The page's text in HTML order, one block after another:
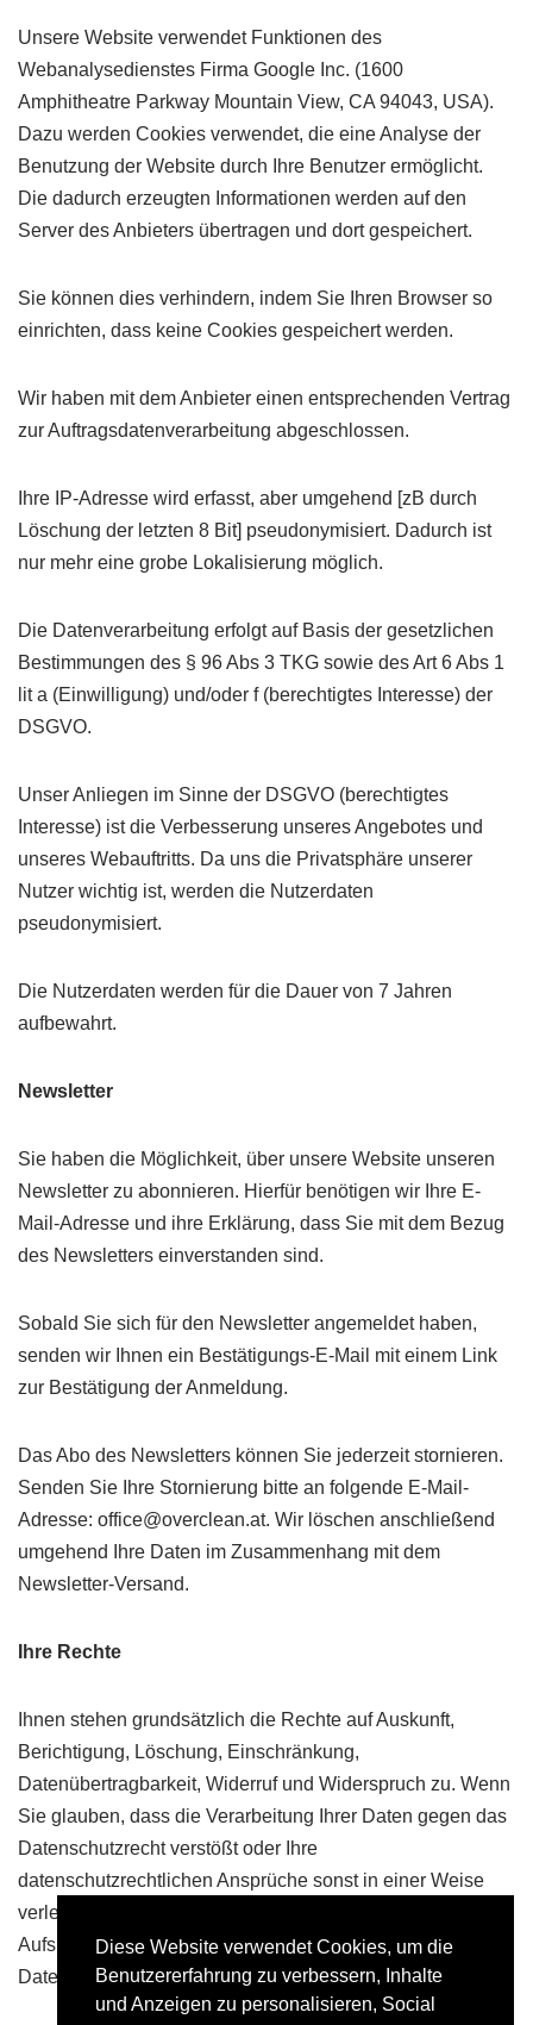
Unsere Website verwendet Funktionen des
Webanalysedienstes Firma Google Inc. (1600
Amphitheatre Parkway Mountain View, CA 94043, USA).
Dazu werden Cookies verwendet, die eine Analyse der
Benutzung der Website durch Ihre Benutzer ermöglicht.
Die dadurch erzeugten Informationen werden auf den
Server des Anbieters übertragen und dort gespeichert.
Sie können dies verhindern, indem Sie Ihren Browser so
einrichten, dass keine Cookies gespeichert werden.
Wir haben mit dem Anbieter einen entsprechenden Vertrag
zur Auftragsdatenverarbeitung abgeschlossen.
Ihre IP-Adresse wird erfasst, aber umgehend [zB durch
Löschung der letzten 8 Bit] pseudonymisiert. Dadurch ist
nur mehr eine grobe Lokalisierung möglich.
Die Datenverarbeitung erfolgt auf Basis der gesetzlichen
Bestimmungen des § 96 Abs 3 TKG sowie des Art 6 Abs 1
lit a (Einwilligung) und/oder f (berechtigtes Interesse) der
DSGVO.
Unser Anliegen im Sinne der DSGVO (berechtigtes
Interesse) ist die Verbesserung unseres Angebotes und
unseres Webauftritts. Da uns die Privatsphäre unserer
Nutzer wichtig ist, werden die Nutzerdaten
pseudonymisiert.
Die Nutzerdaten werden für die Dauer von 7 Jahren
aufbewahrt.
Newsletter
Sie haben die Möglichkeit, über unsere Website unseren
Newsletter zu abonnieren. Hierfür benötigen wir Ihre E-
Mail-Adresse und ihre Erklärung, dass Sie mit dem Bezug
des Newsletters einverstanden sind.
Sobald Sie sich für den Newsletter angemeldet haben,
senden wir Ihnen ein Bestätigungs-E-Mail mit einem Link
zur Bestätigung der Anmeldung.
Das Abo des Newsletters können Sie jederzeit stornieren.
Senden Sie Ihre Stornierung bitte an folgende E-Mail-
Adresse: office@overclean.at. Wir löschen anschließend
umgehend Ihre Daten im Zusammenhang mit dem
Newsletter-Versand.
Ihre Rechte
Ihnen stehen grundsätzlich die Rechte auf Auskunft,
Berichtigung, Löschung, Einschränkung,
Datenübertragbarkeit, Widerruf und Widerspruch zu. Wenn
Sie glauben, dass die Verarbeitung Ihrer Daten gegen das
Datenschutzrecht verstößt oder Ihre
datenschutzrechtlichen Ansprüche sonst in einer Weise
verletzt worden sind, können Sie sich bei der
Aufsichtsbehörde beschweren. In Österreich ist dies die
Datenschutzbehörde.
Diese Website verwendet Cookies, um die
Benutzererfahrung zu verbessern, Inhalte
und Anzeigen zu personalisieren, Social